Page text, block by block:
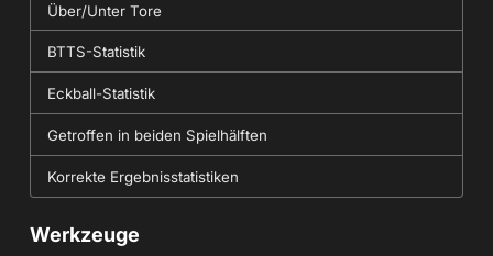
Über/Unter Tore
BTTS-Statistik
Eckball-Statistik
Getroffen in beiden Spielhälften
Korrekte Ergebnisstatistiken
Werkzeuge